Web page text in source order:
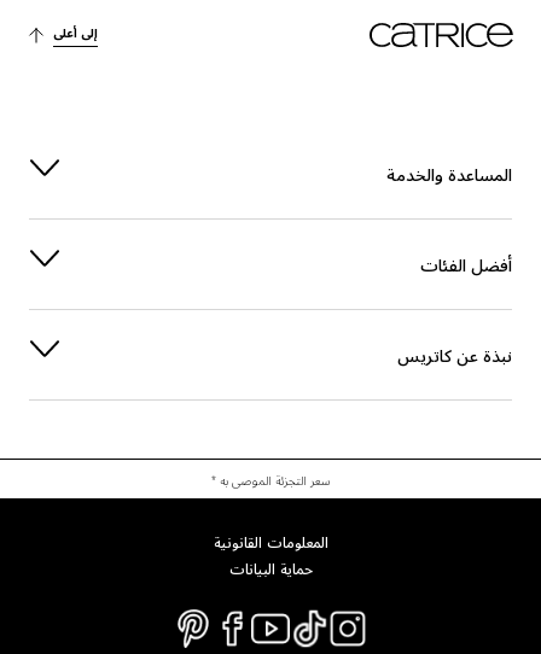
إلى أعلى
المساعدة والخدمة
أفضل الفئات
نبذة عن كاتريس
سعر التجزئة الموصى به *
المعلومات القانونية
حماية البيانات